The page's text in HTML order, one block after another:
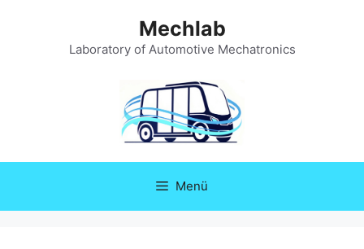
Mechlab
Laboratory of Automotive Mechatronics
Menü